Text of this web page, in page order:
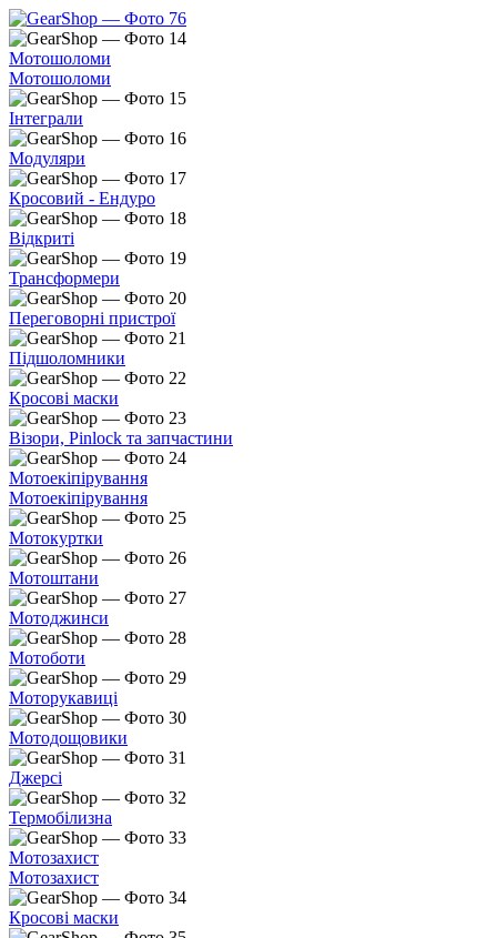
Мотошоломи
Мотошоломи
Інтеграли
Модуляри
Кросовий - Ендуро
Відкриті
Трансформери
Переговорні пристрої
Підшоломники
Кросові маски
Візори, Pinlock та запчастини
Мотоекіпірування
Мотоекіпірування
Мотокуртки
Мотоштани
Мотоджинси
Мотоботи
Моторукавиці
Мотодощовики
Джерсі
Термобілизна
Мотозахист
Мотозахист
Кросові маски